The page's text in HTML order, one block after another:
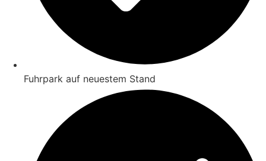
Fuhrpark auf neuestem Stand